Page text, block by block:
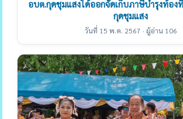
อบต.กุดชุมแสงได้ออกจัดเก็บภาษีบำรุงท้อ
กุดชุมแสง
วันที่ 15 พ.ค. 2567 · ผู้อ่าน 106